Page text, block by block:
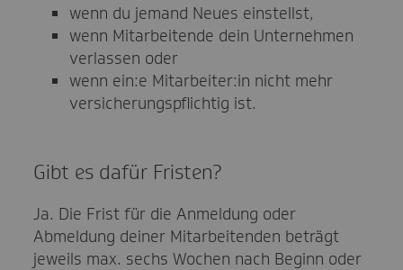
wenn du jemand Neues einstellst,
wenn Mitarbeitende dein Unternehmen
verlassen oder
wenn ein:e Mitarbeiter:in nicht mehr
versicherungspflichtig ist.
Gibt es dafür Fristen?
Ja. Die Frist für die Anmeldung oder
Abmeldung deiner Mitarbeitenden beträgt
jeweils max. sechs Wochen nach Beginn oder